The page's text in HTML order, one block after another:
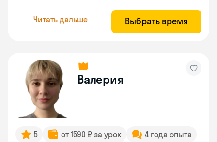
Читать дальше Выбрать время
Валерия
5 от 1590 ₽ за урок 4 года опыта